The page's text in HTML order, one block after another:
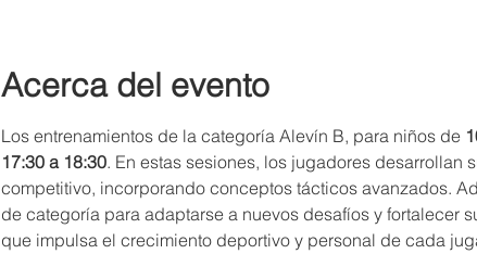
Acerca del evento
Los entrenamientos de la categoría Alevín B, para niños de
17:30 a 18:30. En estas sesiones, los jugadores desarrollan
competitivo, incorporando conceptos tácticos avanzados.
de categoría para adaptarse a nuevos desafíos y fortalecer
que impulsa el crecimiento deportivo y personal de cada